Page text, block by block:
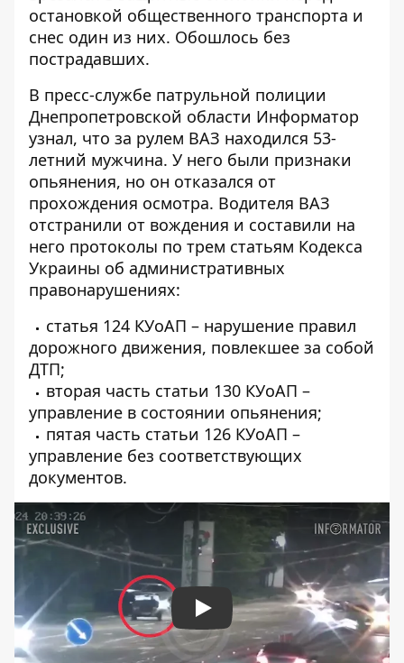
остановкой общественного транспорта и
снес один из них. Обошлось без
пострадавших.
В пресс-службе патрульной полиции
Днепропетровской области Информатор
узнал, что за рулем ВАЗ находился 53-
летний мужчина. У него были признаки
опьянения, но он отказался от
прохождения осмотра. Водителя ВАЗ
отстранили от вождения и составили на
него протоколы по трем статьям Кодекса
Украины об административных
правонарушениях:
статья 124 КУоАП – нарушение правил
дорожного движения, повлекшее за собой
ДТП;
вторая часть статьи 130 КУоАП –
управление в состоянии опьянения;
пятая часть статьи 126 КУоАП –
управление без соответствующих
документов.
Play